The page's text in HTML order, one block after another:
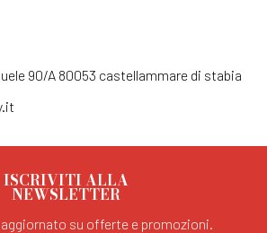
90/A 80053 castellammare di stabia
ISCRIVITI ALLA
NEWSLETTER
su offerte e promozioni.